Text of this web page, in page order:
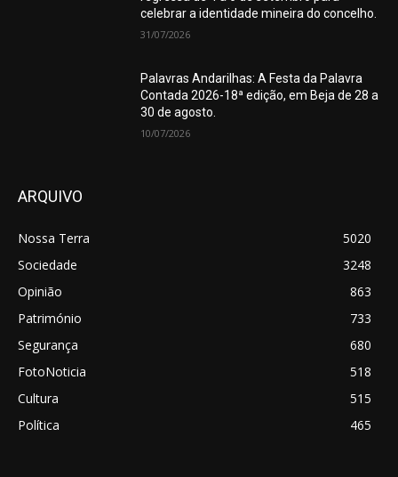
celebrar a identidade mineira do concelho.
31/07/2026
Palavras Andarilhas: A Festa da Palavra
Contada 2026-18ª edição, em Beja de 28 a
30 de agosto.
10/07/2026
ARQUIVO
Nossa Terra
5020
Sociedade
3248
Opinião
863
Património
733
Segurança
680
FotoNoticia
518
Cultura
515
Política
465